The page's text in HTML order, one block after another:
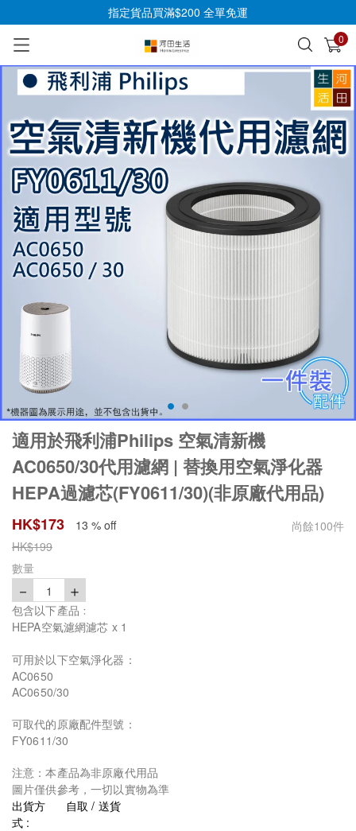
指定貨品買滿$200 全單免運
0
已加入購物車 查看
適用於飛利浦Philips 空氣清新機
AC0650/30代用濾網 | 替換用空氣淨化器
HEPA過濾芯(FY0611/30)(非原廠代用品)
HK$173 13 % off 尚餘100件
HK$199
數量
－ 1 ＋
包含以下產品﹕
HEPA空氣濾網濾芯 x 1
可用於以下空氣淨化器：
AC0650
AC0650/30
可取代的原廠配件型號：
FY0611/30
注意：本產品為非原廠代用品
圖片僅供參考，一切以實物為準
出貨方
式 :
自取 / 送貨